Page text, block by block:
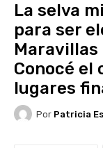
La selva
para ser
Conocé el
lugares
Por Patricia